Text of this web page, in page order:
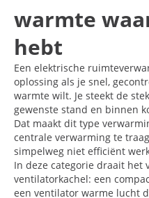
warmte
hebt
Een elektrische
oplossing als je snel,
warmte wilt. Je steekt de
gewenste stand en binnen
Dat maakt dit type
centrale verwarming te
simpelweg niet efficiënt
In deze categorie draait het
ventilatorkachel: een
een ventilator warme lucht